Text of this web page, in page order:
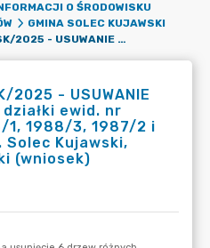
O ŚRODOWISKU
GMINA SOLEC KUJAWSKI
KARTA SIOS NR 29SK/2025 - USUWANIE DRZEW I KRZEWÓW - DZIAŁKI EWID. NR 680/5, 1279/6, 1094/1, 1988/3, 1987/2 I 2423, OBRĘB EWID. M. SOLEC KUJAWSKI, GMINA SOLEC KUJAWSKI (WNIOSEK)
2025 - USUWANIE
działki ewid. nr
1, 1988/3, 1987/2 i
Solec Kujawski,
(wniosek)